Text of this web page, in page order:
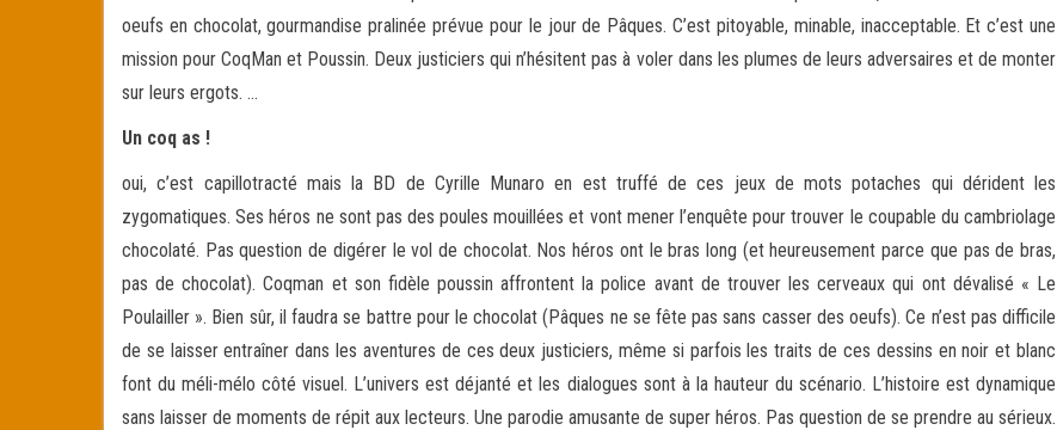
oeufs en chocolat, gourmandise pralinée prévue pour le jour de Pâques. C’est pitoyable, minable, inacceptable. Et c’est une
mission pour CoqMan et Poussin. Deux justiciers qui n’hésitent pas à voler dans les plumes de leurs adversaires et de monter
sur leurs ergots. …
Un coq as !
oui, c’est capillotracté mais la BD de Cyrille Munaro en est truffé de ces jeux de mots potaches qui dérident les
zygomatiques. Ses héros ne sont pas des poules mouillées et vont mener l’enquête pour trouver le coupable du cambriolage
chocolaté. Pas question de digérer le vol de chocolat. Nos héros ont le bras long (et heureusement parce que pas de bras,
pas de chocolat). Coqman et son fidèle poussin affrontent la police avant de trouver les cerveaux qui ont dévalisé « Le
Poulailler ». Bien sûr, il faudra se battre pour le chocolat (Pâques ne se fête pas sans casser des oeufs). Ce n’est pas difficile
de se laisser entraîner dans les aventures de ces deux justiciers, même si parfois les traits de ces dessins en noir et blanc
font du méli-mélo côté visuel. L’univers est déjanté et les dialogues sont à la hauteur du scénario. L’histoire est dynamique
sans laisser de moments de répit aux lecteurs. Une parodie amusante de super héros. Pas question de se prendre au sérieux.